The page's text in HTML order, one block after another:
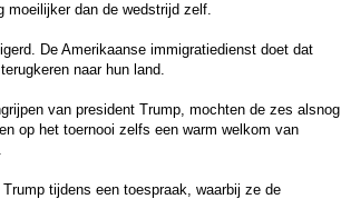
moeilijker dan de wedstrijd zelf.
De Amerikaanse immigratiedienst doet dat
naar hun land.
van president Trump, mochten de zes alsnog
op het toernooi zelfs een warm welkom van
tijdens een toespraak, waarbij ze de